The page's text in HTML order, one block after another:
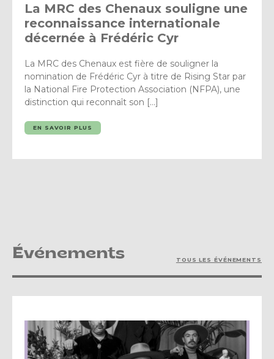
La MRC des Chenaux souligne une
reconnaissance internationale
décernée à Frédéric Cyr
La MRC des Chenaux est fière de souligner la
nomination de Frédéric Cyr à titre de Rising Star par
la National Fire Protection Association (NFPA), une
distinction qui reconnaît son […]
EN SAVOIR PLUS
Événements TOUS LES ÉVÉNEMENTS